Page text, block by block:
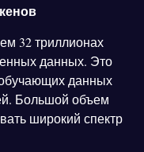
32 триллионах
данных. Это
данных
Большой объем
широкий спектр